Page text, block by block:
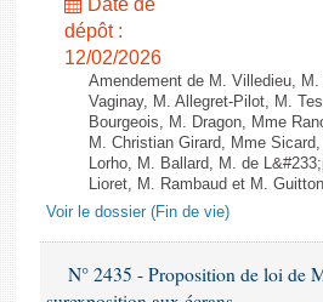
Date de
dépôt :
12/02/2026
Amendement de M. Villedieu,
Vaginay, M. Allegret-Pilot, M.
Bourgeois, M. Dragon, Mme
M. Christian Girard, Mme
Lorho, M. Ballard, M. de
Lioret, M. Rambaud et M.
Voir le dossier (Fin de vie)
N° 2435 - Proposition de loi de